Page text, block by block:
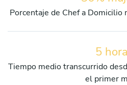
Porcentaje de Chef a Domicilio
5
Tiempo medio transcurrido
el primer